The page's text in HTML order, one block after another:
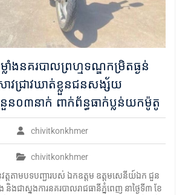
លាំងនគរបាលព្រហ្មទណ្ឌកម្រិតធ្ងន់
ាវជ្រាវឃាត់ខ្លួនជនសង្ស័យ
ន០៣នាក់ ពាក់ព័ន្ធធាក់ប្លន់យកម៉ូតូ
chivitkonkhmer
chivitkonkhmer
ត្តតាមបទបញ្ជារបស់ ឯកឧត្តម ឧត្តមសេនីយ៍ឯក ជួន
ង និងជាស្នងការនគរបាលរាជធានីភ្នំពេញ នាថ្ងៃទី៣ ខែ